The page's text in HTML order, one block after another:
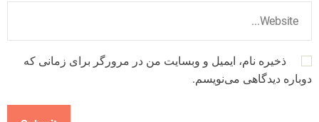
ذخیره نام، ایمیل و وبسایت من در مرورگر برای زمانی که
دوباره دیدگاهی می‌نویسم.